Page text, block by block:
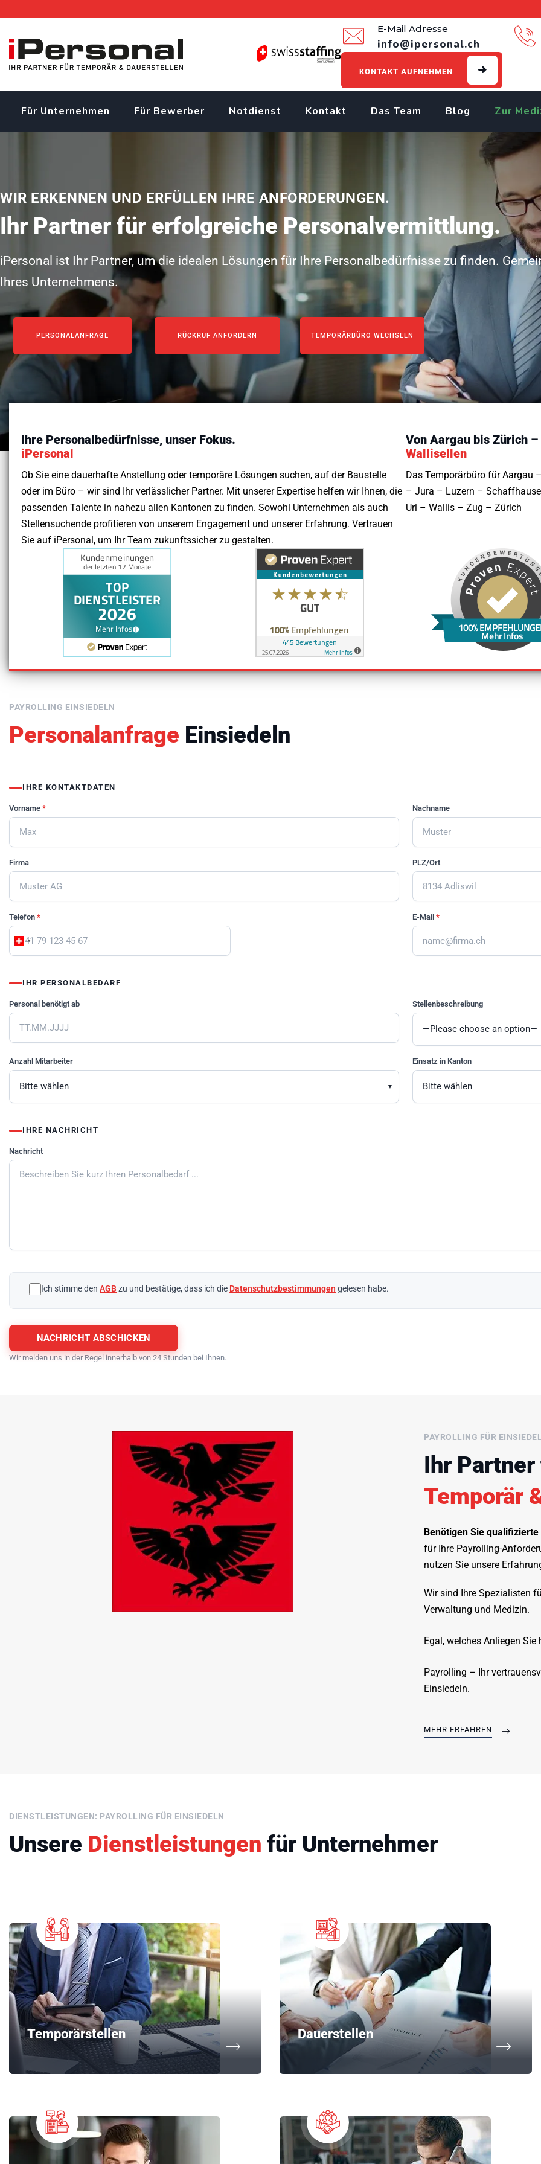
E-Mail Adresse
info@ipersonal.ch
KONTAKT AUFNEHMEN
Für Unternehmen Für Bewerber Notdienst Kontakt Das Team Blog Zur
WIR ERKENNEN UND ERFÜLLEN IHRE ANFORDERUNGEN.
Ihr Partner für erfolgreiche Personalvermittlung.
iPersonal ist Ihr Partner, um die idealen Lösungen für Ihre Personalbedürfnisse zu finden.
Ihres Unternehmens.
PERSONALANFRAGE RÜCKRUF ANFORDERN TEMPORÄRBÜRO WECHSELN
Ihre Personalbedürfnisse, unser Fokus.
iPersonal
Ob Sie eine dauerhafte Anstellung oder temporäre Lösungen suchen, auf der Baustelle
oder im Büro – wir sind Ihr verlässlicher Partner. Mit unserer Expertise helfen wir Ihnen, die
passenden Talente in nahezu allen Kantonen zu finden. Sowohl Unternehmen als auch
Stellensuchende profitieren von unserem Engagement und unserer Erfahrung. Vertrauen
Sie auf iPersonal, um Ihr Team zukunftssicher zu gestalten.
Von Aargau bis Zürich
Wallisellen
Das Temporärbüro für Aargau
– Jura – Luzern –
Uri – Wallis – Zug – Zürich
100%
Mehr Infos
PAYROLLING EINSIEDELN
Personalanfrage Einsiedeln
IHRE KONTAKTDATEN
Vorname * Nachname
Firma PLZ/Ort
Telefon * E-Mail *
IHR PERSONALBEDARF
Personal benötigt ab Stellenbeschreibung
Anzahl Mitarbeiter Einsatz in Kanton
IHRE NACHRICHT
Nachricht
eingeben
Ich stimme den AGBzu und bestätige, dass ich die Datenschutzbestimmungen gelesen habe.
NACHRICHT ABSCHICKEN
Wir melden uns in der Regel innerhalb von 24 Stunden bei Ihnen.
PAYROLLING FÜR
Ihr
Temporär
Benötigen Sie
für Ihre Payrolling-
nutzen Sie unsere
Wir sind Ihre Spezialisten
Verwaltung und Medizin.
Egal, welches Anliegen
Payrolling – Ihr
Einsiedeln.
MEHR ERFAHREN
DIENSTLEISTUNGEN: PAYROLLING FÜR EINSIEDELN
Unsere Dienstleistungen für Unternehmer
Temporärstellen Dauerstellen